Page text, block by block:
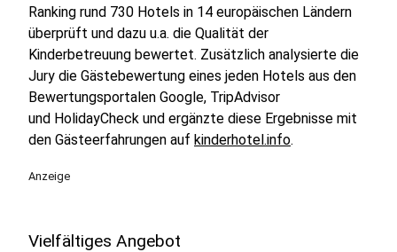
Ranking rund 730 Hotels in 14 europäischen Ländern
überprüft und dazu u.a. die Qualität der
Kinderbetreuung bewertet. Zusätzlich analysierte die
Jury die Gästebewertung eines jeden Hotels aus den
Bewertungsportalen Google, TripAdvisor
und HolidayCheck und ergänzte diese Ergebnisse mit
den Gästeerfahrungen auf kinderhotel.info.
Anzeige
Vielfältiges Angebot